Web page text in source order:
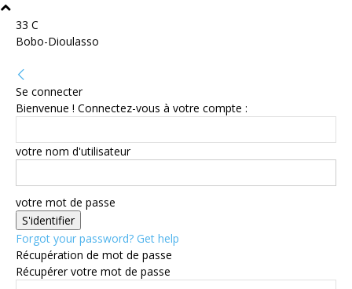
33 C
Bobo-Dioulasso
Se connecter
Bienvenue ! Connectez-vous à votre compte :
votre nom d'utilisateur
votre mot de passe
Forgot your password? Get help
Récupération de mot de passe
Récupérer votre mot de passe